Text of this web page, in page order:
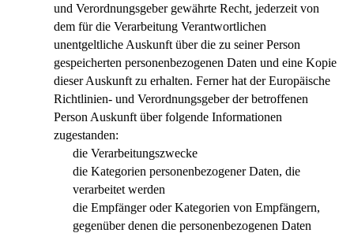
und Verordnungsgeber gewährte Recht, jederzeit von
dem für die Verarbeitung Verantwortlichen
unentgeltliche Auskunft über die zu seiner Person
gespeicherten personenbezogenen Daten und eine Kopie
dieser Auskunft zu erhalten. Ferner hat der Europäische
Richtlinien- und Verordnungsgeber der betroffenen
Person Auskunft über folgende Informationen
zugestanden:
die Verarbeitungszwecke
die Kategorien personenbezogener Daten, die
verarbeitet werden
die Empfänger oder Kategorien von Empfängern,
gegenüber denen die personenbezogenen Daten